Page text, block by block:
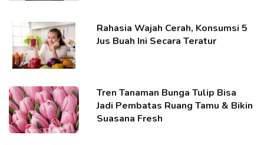
Rahasia Wajah Cerah, Konsumsi 5
Jus Buah Ini Secara Teratur
Tren Tanaman Bunga Tulip Bisa
Jadi Pembatas Ruang Tamu & Bikin
Suasana Fresh